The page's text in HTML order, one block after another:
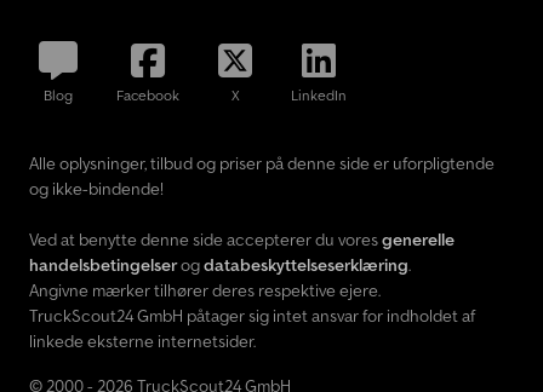
Blog Facebook X LinkedIn
Alle oplysninger, tilbud og priser på denne side er uforpligtende
og ikke-bindende!
Ved at benytte denne side accepterer du voresgenerelle
handelsbetingelserogdatabeskyttelseserklæring.
Angivne mærker tilhører deres respektive ejere.
TruckScout24 GmbH påtager sig intet ansvar for indholdet af
linkede eksterne internetsider.
© 2000 - 2026 TruckScout24 GmbH